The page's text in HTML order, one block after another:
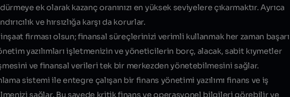
ek olarak kazanç oranınızı en yüksek seviyelere çıkarmaktır. Ayrıca
ve hırsızlığa karşı da korurlar.
firması olsun; finansal süreçlerinizi verimli kullanmak her zaman başarı
yazılımları işletmenizin ve yöneticilerin borç, alacak, sabit kıymetler
ve finansal verileri tek bir merkezden yönetebilmesini sağlar.
sistemi ile entegre çalışan bir finans yönetimi yazılımı finans ve iş
sağlar. Bu sayede kritik finansve operasyonel bilgileri görebilir ve